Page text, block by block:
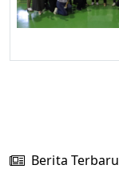
Berita Terbaru